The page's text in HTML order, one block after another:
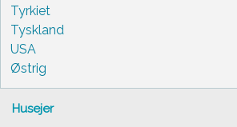
Tyrkiet
Tyskland
USA
Østrig
Husejer